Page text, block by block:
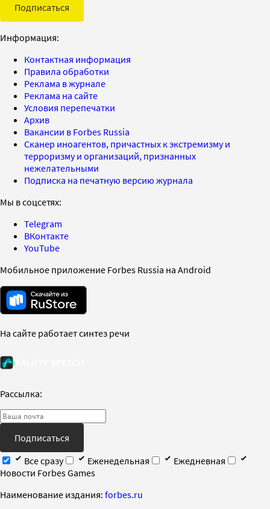
Подписаться
Информация:
Контактная информация
Правила обработки
Реклама в журнале
Реклама на сайте
Условия перепечатки
Архив
Вакансии в Forbes Russia
Сканер иноагентов, причастных к экстремизму и
терроризму и организаций, признанных
нежелательными
Подписка на печатную версию журнала
Мы в соцсетях:
Telegram
ВКонтакте
YouTube
Мобильное приложение Forbes Russia на Android
На сайте работает синтез речи
Рассылка:
Подписаться
Все сразу
Еженедельная
Ежедневная
Новости Forbes Games
Наименование издания: forbes.ru